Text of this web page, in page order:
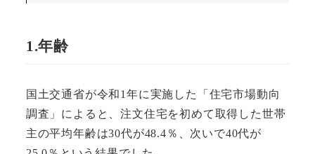
1.年齢
国土交通省が令和1年に実施した「住宅市場動向
調査」によると、注文住宅を初めて取得した世帯
主の平均年齢は30代が48.4％、次いで40代が